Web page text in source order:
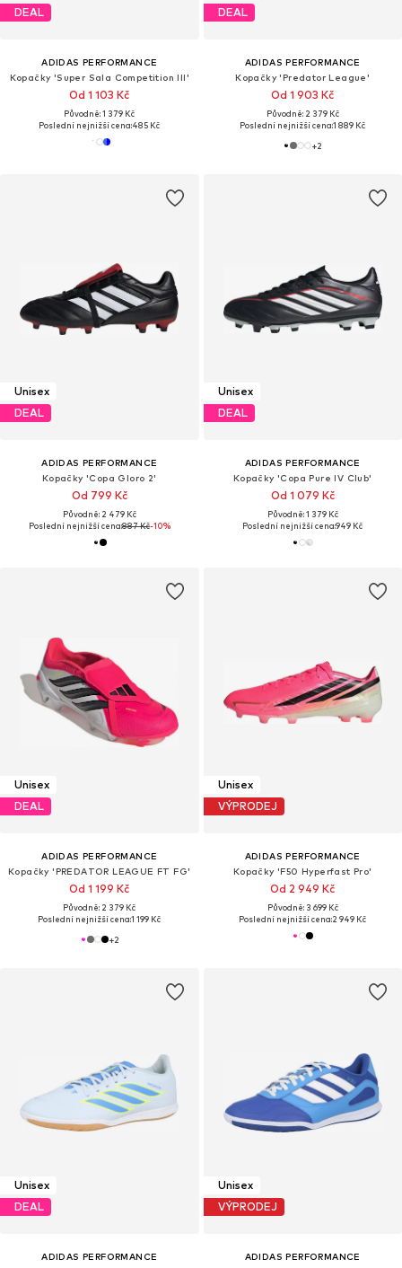
DEAL
ADIDAS PERFORMANCE
Kopačky 'Super Sala Competition III'
Od 1 103 Kč
Původně: 1 379 Kč
Poslední nejnižší cena:485 Kč
DEAL
ADIDAS PERFORMANCE
Kopačky 'Predator League'
Od 1 903 Kč
Původně: 2 379 Kč
Poslední nejnižší cena:1 889 Kč
+2
Unisex
DEAL
ADIDAS PERFORMANCE
Kopačky 'Copa Gloro 2'
Od 799 Kč
Původně: 2 479 Kč
Poslední nejnižší cena:887 Kč-10%
Unisex
DEAL
ADIDAS PERFORMANCE
Kopačky 'Copa Pure IV Club'
Od 1 079 Kč
Původně: 1 379 Kč
Poslední nejnižší cena:949 Kč
Unisex
DEAL
ADIDAS PERFORMANCE
Kopačky 'PREDATOR LEAGUE FT FG'
Od 1 199 Kč
Původně: 2 379 Kč
Poslední nejnižší cena:1 199 Kč
+2
Unisex
VÝPRODEJ
ADIDAS PERFORMANCE
Kopačky 'F50 Hyperfast Pro'
Od 2 949 Kč
Původně: 3 699 Kč
Poslední nejnižší cena:2 949 Kč
Unisex
DEAL
ADIDAS PERFORMANCE
Unisex
VÝPRODEJ
ADIDAS PERFORMANCE